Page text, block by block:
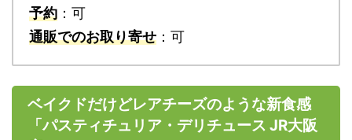
予約 ：可
通販でのお取り寄せ ：可
ベイクドだけどレアチーズのような新食感
「パスティチュリア・デリチュース JR大阪